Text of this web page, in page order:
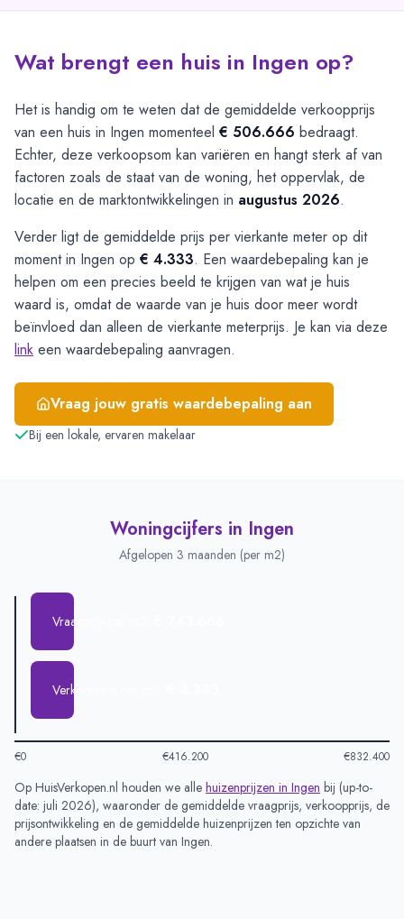
Wat brengt een huis in Ingen op?
Het is handig om te weten dat de gemiddelde verkoopprijs
van een huis in Ingen momenteel € 506.666 bedraagt.
Echter, deze verkoopsom kan variëren en hangt sterk af van
factoren zoals de staat van de woning, het oppervlak, de
locatie en de marktontwikkelingen in augustus 2026.
Verder ligt de gemiddelde prijs per vierkante meter op dit
moment in Ingen op € 4.333. Een waardebepaling kan je
helpen om een precies beeld te krijgen van wat je huis
waard is, omdat de waarde van je huis door meer wordt
beïnvloed dan alleen de vierkante meterprijs. Je kan via deze
link een waardebepaling aanvragen.
Vraag jouw gratis waardebepaling aan
Bij een lokale, ervaren makelaar
Woningcijfers in Ingen
Afgelopen 3 maanden (per m2)
Vraagprijs per m2
Verkoopprijs per m2
€0 €416.200 €832.400
Op HuisVerkopen.nl houden we alle huizenprijzen in Ingen bij (up-to-
date: juli 2026), waaronder de gemiddelde vraagprijs, verkoopprijs, de
prijsontwikkeling en de gemiddelde huizenprijzen ten opzichte van
andere plaatsen in de buurt van Ingen.